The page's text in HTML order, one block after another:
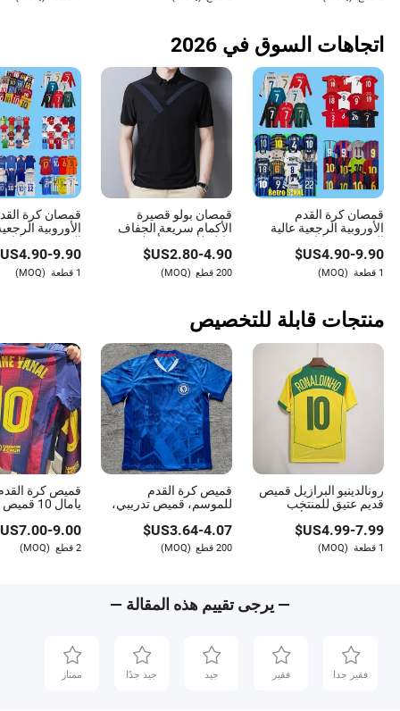
رياضية، مورد بالجملة
مورد جملة
اتجاهات السوق في 2026
قمصان كرة القدم
الأوروبية الرجعية عالية
الجودة من تايلاند، مريحة
وقابلة للتنفسUS$4.90-9.90
1 قطعة (MOQ)
قمصان بولو قصيرة
الأكمام سريعة الجفاف
قابلة للتنفس بأسلوب
أوروبي أمريكي مع شعار
مخصص للرياضة والجولف
US$2.80-4.90
200 قطع (MOQ)
قمصان كرة
الأوروبية
الجودة من
وقابلة للتنفسUS$4.90-9.90
1 قطعة (MOQ)
منتجات قابلة للتخصيص
رونالدينيو البرازيل قميص
قديم عتيق للمنتخب
الوطني وفرق الأندية
قمصان كرة القدم المقلدة
US$4.99-7.99
1 قطعة (MOQ)
قميص كرة القدم
للموسم، قميص تدريبي،
قابل للتنفس، سريع
الجفاف، زي مطبوع لكرة
القدم
US$3.64-4.07
200 قطع (MOQ)
قميص كرة القدم
يامال 10
القدم، نسخة
قميص كرة
US$7.00-9.00
2 قطع (MOQ)
— يرجى تقييم هذه المقالة —
فقير جدا فقير جيد جيد جدًا ممتاز